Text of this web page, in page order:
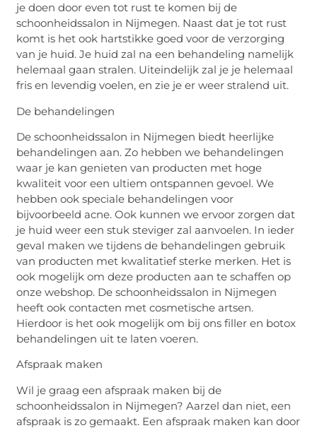
je doen door even tot rust te komen bij de
schoonheidssalon in Nijmegen. Naast dat je tot rust
komt is het ook hartstikke goed voor de verzorging
van je huid. Je huid zal na een behandeling namelijk
helemaal gaan stralen. Uiteindelijk zal je je helemaal
fris en levendig voelen, en zie je er weer stralend uit.
De behandelingen
De schoonheidssalon in Nijmegen biedt heerlijke
behandelingen aan. Zo hebben we behandelingen
waar je kan genieten van producten met hoge
kwaliteit voor een ultiem ontspannen gevoel. We
hebben ook speciale behandelingen voor
bijvoorbeeld acne. Ook kunnen we ervoor zorgen dat
je huid weer een stuk steviger zal aanvoelen. In ieder
geval maken we tijdens de behandelingen gebruik
van producten met kwalitatief sterke merken. Het is
ook mogelijk om deze producten aan te schaffen op
onze webshop. De schoonheidssalon in Nijmegen
heeft ook contacten met cosmetische artsen.
Hierdoor is het ook mogelijk om bij ons filler en botox
behandelingen uit te laten voeren.
Afspraak maken
Wil je graag een afspraak maken bij de
schoonheidssalon in Nijmegen? Aarzel dan niet, een
afspraak is zo gemaakt. Een afspraak maken kan door